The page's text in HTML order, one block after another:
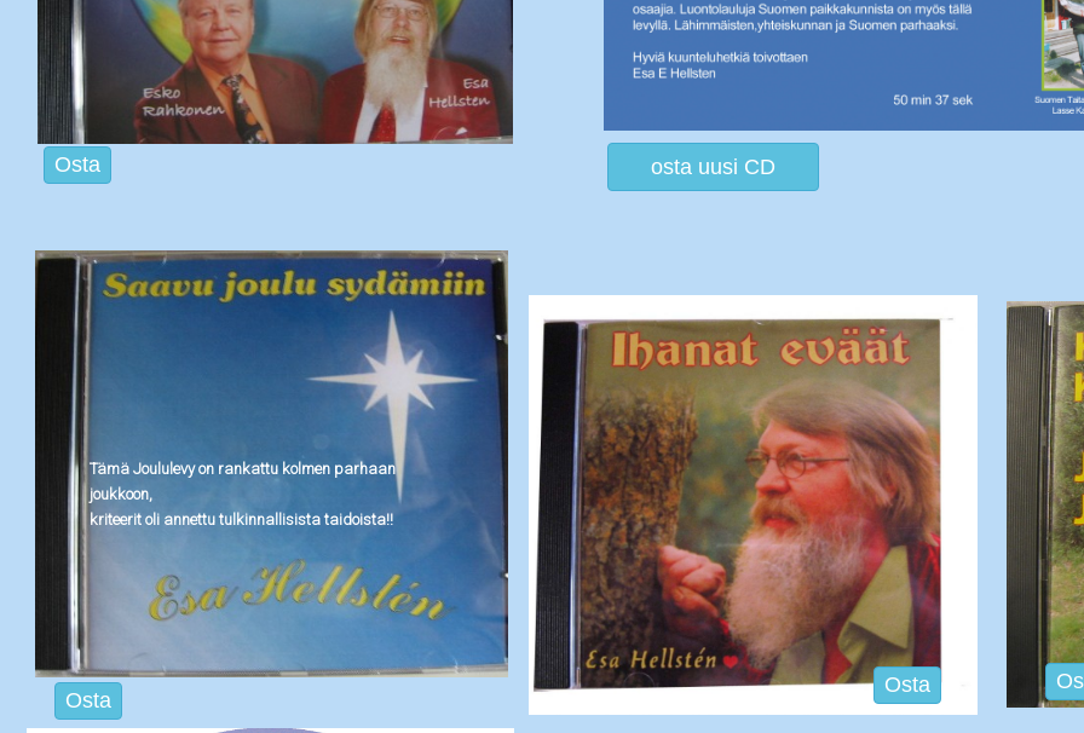
Osta
Osta
Osta
Tämä Joululevy on rankattu kolmen parhaan
joukkoon,
kriteerit oli annettu tulkinnallisista taidoista!!
osta uusi CD